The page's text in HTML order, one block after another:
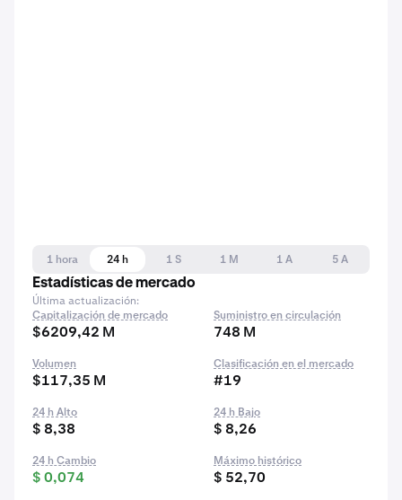
1 hora 24 h 1 S 1 M 1 A
5 A
Estadísticas de mercado
Última actualización:
Capitalización de mercado
$6209,42 M
Suministro en circulación
748 M
Volumen
$117,35 M
Clasificación en el mercado
#19
24 h Alto
$ 8,38
24 h Bajo
$ 8,26
24 h Cambio
$ 0,074
Máximo histórico
$ 52,70